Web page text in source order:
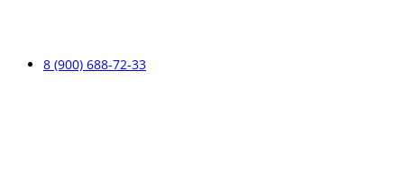
8 (900) 688-72-33